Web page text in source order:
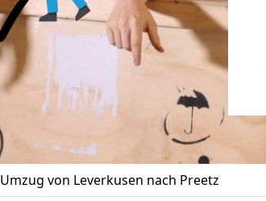
Umzug von Leverkusen nach Preetz